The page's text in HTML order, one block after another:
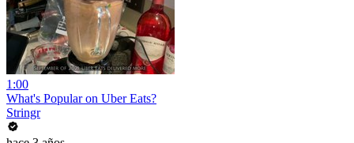
1:00
What's Popular on Uber Eats?
Stringr